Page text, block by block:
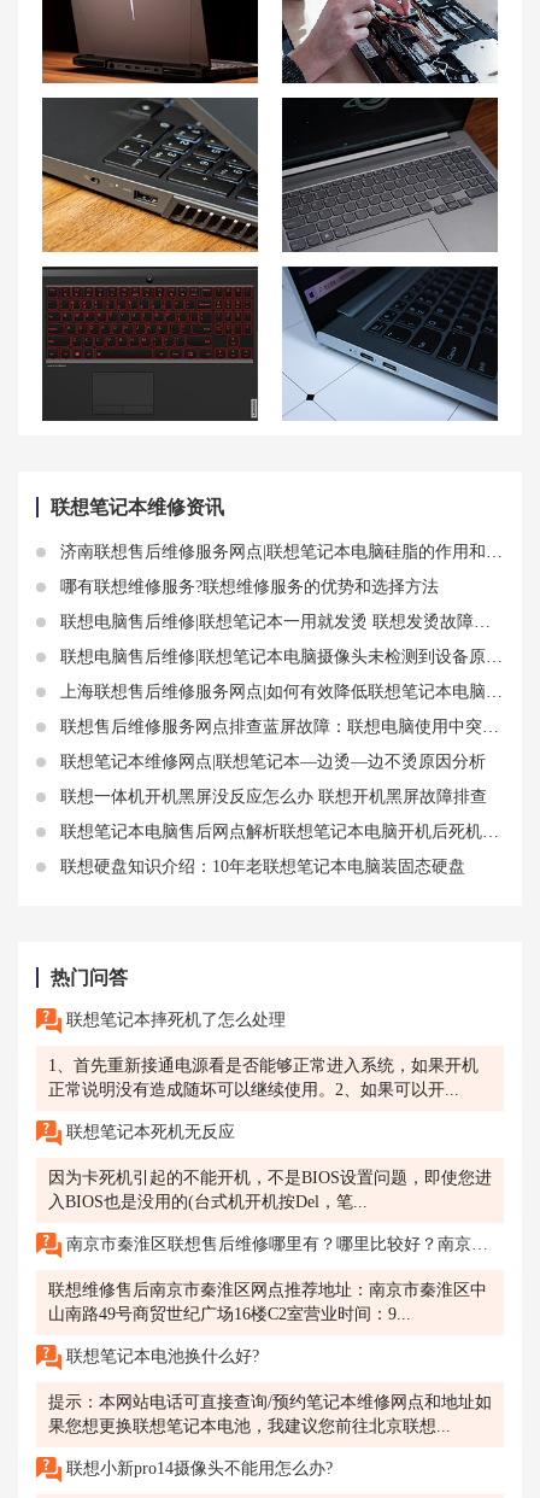
联想拯救者 Y9000P笔记本网络连接问题解决方法 重庆联想笔记本售后维修点地址查询-重庆联想Lenovo售后网点
如何正确使用硅脂？联想拯救者R7000P笔记本散热保养指南！ 联想小新Pro16笔记本系统崩溃如何恢复数据？
联想笔记本维修资讯
济南联想售后维修服务网点|联想笔记本电脑硅脂的作用和更换周期
哪有联想维修服务?联想维修服务的优势和选择方法
联想电脑售后维修|联想笔记本一用就发烫 联想发烫故障方案
联想电脑售后维修|联想笔记本电脑摄像头未检测到设备原因分析
上海联想售后维修服务网点|如何有效降低联想笔记本电脑的发热程度？
联想售后维修服务网点排查蓝屏故障：联想电脑使用中突然蓝屏怎么办
联想笔记本维修网点|联想笔记本—边烫—边不烫原因分析
联想一体机开机黑屏没反应怎么办 联想开机黑屏故障排查
联想笔记本电脑售后网点解析联想笔记本电脑开机后死机故障原因和解决步骤
联想硬盘知识介绍：10年老联想笔记本电脑装固态硬盘
热门问答
联想笔记本摔死机了怎么处理
1、首先重新接通电源看是否能够正常进入系统，如果开机
正常说明没有造成随坏可以继续使用。2、如果可以开...
联想笔记本死机无反应
因为卡死机引起的不能开机，不是BIOS设置问题，即使您进
入BIOS也是没用的(台式机开机按Del，笔...
南京市秦淮区联想售后维修哪里有？哪里比较好？南京市秦淮区联想电脑售后服务网点地址是什么？电话多少？
联想维修售后南京市秦淮区网点推荐地址：南京市秦淮区中
山南路49号商贸世纪广场16楼C2室营业时间：9...
联想笔记本电池换什么好?
提示：本网站电话可直接查询/预约笔记本维修网点和地址如
果您想更换联想笔记本电池，我建议您前往北京联想...
联想小新pro14摄像头不能用怎么办?